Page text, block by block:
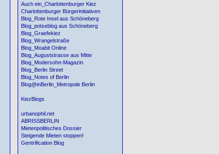
Auch ein_Charlottenburger Kiez
Charlottenburger Bürgerinitiativen
Blog_Rote Insel aus Schöneberg
Blog_potseblog aus Schöneberg
Blog_Graefekiez
Blog_Wrangelstraße
Blog_Moabit Online
Blog_Auguststrasse aus Mitte
Blog_Modersohn-Magazin
Blog_Berlin Street
Blog_Notes of Berlin
Blog@inBerlin_Metropole Berlin
KiezBlogs
urbanophil.net
ABRISSBERLIN
Mietenpolitisches Dossier
Steigende Mieten stoppen!
Gentrification Blog